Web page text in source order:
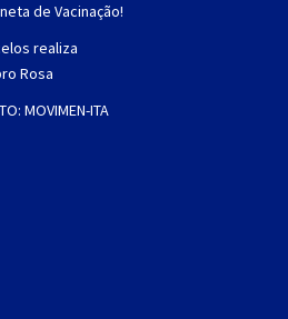
de Vacinação!
realiza
Rosa
MOVIMEN-ITA